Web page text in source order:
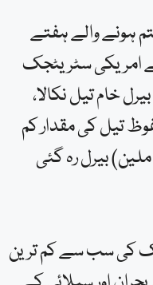
26 جون کو ختم ہونے والے ہفتے
امریکی سٹریٹجک
(5.5 ملین) بیرل خام تیل نکالا،
تیل کی مقدار کم
ہو کر 32 کروڑ 57 لاکھ (325.7 ملین) بیرل رہ گئی
اب تک کی سب سے کم ترین
اور سپلائی کے